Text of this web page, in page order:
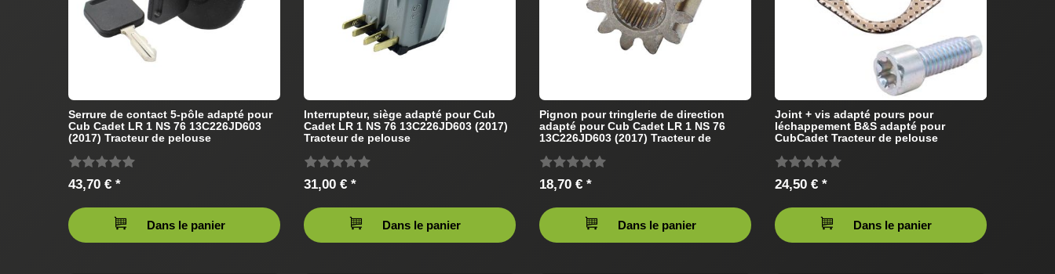
Serrure de contact 5-pôle adapté pour
Cub Cadet LR 1 NS 76 13C226JD603
(2017) Tracteur de pelouse
43,70 € *
Dans le panier
Interrupteur, siège adapté pour Cub
Cadet LR 1 NS 76 13C226JD603 (2017)
Tracteur de pelouse
31,00 € *
Dans le panier
Pignon pour tringlerie de direction
adapté pour Cub Cadet LR 1 NS 76
13C226JD603 (2017) Tracteur de
18,70 € *
Dans le panier
Joint + vis adapté pours pour
léchappement B&S adapté pour
CubCadet Tracteur de pelouse
24,50 € *
Dans le panier